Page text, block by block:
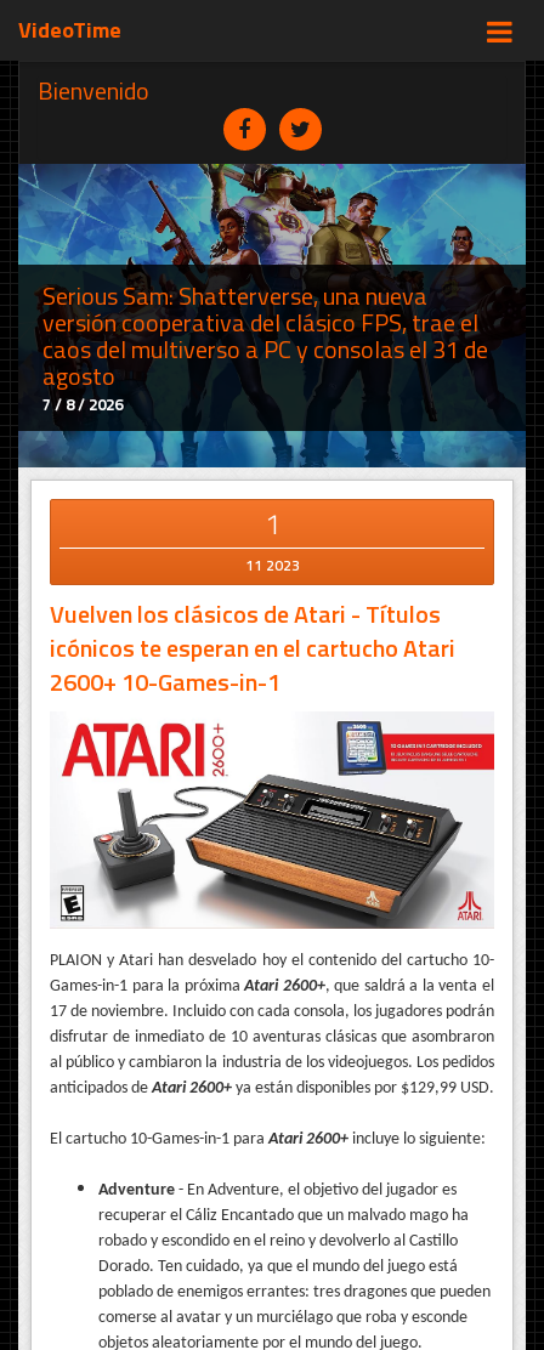
VideoTime
Bienvenido
Serious Sam: Shatterverse, una nueva
versión cooperativa del clásico FPS, trae el
caos del multiverso a PC y consolas el 31 de
agosto
7 / 8 / 2026
1
11 2023
Vuelven los clásicos de Atari - Títulos
icónicos te esperan en el cartucho Atari
2600+ 10-Games-in-1
PLAION y Atari han desvelado hoy el contenido del cartucho 10-
Games-in-1 para la próximaAtari 2600+, que saldrá a la venta el
17 de noviembre. Incluido con cada consola, los jugadores podrán
disfrutar de inmediato de 10 aventuras clásicas que asombraron
al público y cambiaron la industria de los videojuegos. Los pedidos
anticipados deAtari 2600+ ya están disponibles por $129,99 USD.
El cartucho 10-Games-in-1 paraAtari 2600+ incluye lo siguiente:
Adventure - En Adventure, el objetivo del jugador es
recuperar el Cáliz Encantado que un malvado mago ha
robado y escondido en el reino y devolverlo al Castillo
Dorado. Ten cuidado, ya que el mundo del juego está
poblado de enemigos errantes: tres dragones que pueden
comerse al avatar y un murciélago que roba y esconde
objetos aleatoriamente por el mundo del juego.